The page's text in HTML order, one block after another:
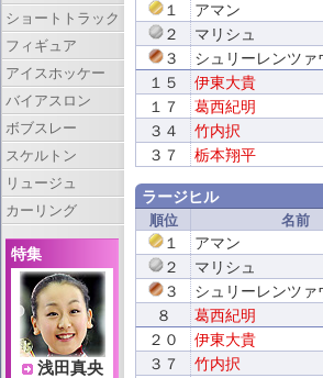
１ アマン
２
マリシュ
３
シュリーレンツァ
１５
伊東大貴
１７
葛西紀明
３４
竹内択
３７
栃本翔平
ラージヒル
順位 名前
１ アマン
２
マリシュ
３
シュリーレンツァ
８
葛西紀明
２０
伊東大貴
３７
竹内択
ショートトラック
フィギュア
アイスホッケー
バイアスロン
ボブスレー
スケルトン
リュージュ
カーリング
特集
浅田真央